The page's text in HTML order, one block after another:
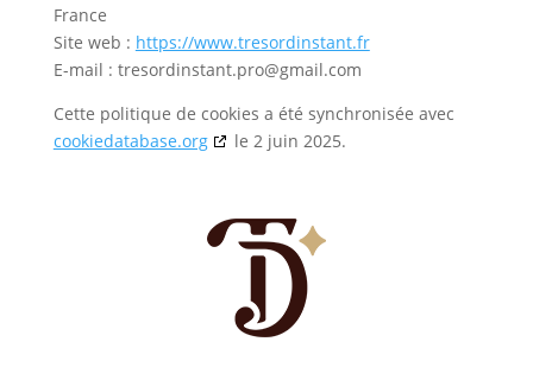
France
Site web : https://www.tresordinstant.fr
E-mail : tresordinstant.pro@gmail.com
Cette politique de cookies a été synchronisée avec
cookiedatabase.org
le 2 juin 2025.